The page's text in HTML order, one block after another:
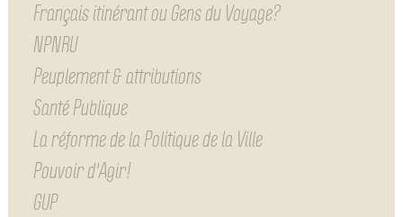
Français itinérant ou Gens du Voyage?
NPNRU
Peuplement & attributions
Santé Publique
La réforme de la Politique de la Ville
Pouvoir d'Agir!
GUP